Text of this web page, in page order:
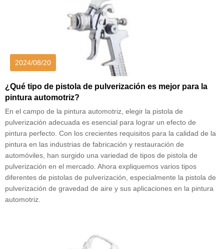
2024/08/20
¿Qué tipo de pistola de pulverización es mejor para la
pintura automotriz?
En el campo de la pintura automotriz, elegir la pistola de
pulverización adecuada es esencial para lograr un efecto de
pintura perfecto. Con los crecientes requisitos para la calidad de la
pintura en las industrias de fabricación y restauración de
automóviles, han surgido una variedad de tipos de pistola de
pulverización en el mercado. Ahora expliquemos varios tipos
diferentes de pistolas de pulverización, especialmente la pistola de
pulverización de gravedad de aire y sus aplicaciones en la pintura
automotriz.